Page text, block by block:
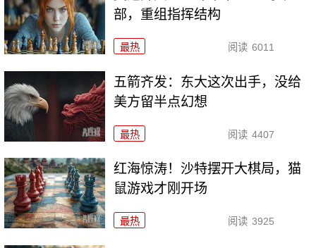
部，重组指挥结构
最热 阅读 6011
五箭齐发：东大这次出手，没给
美方留半点幻想
最热 阅读 4407
红海惊涛！沙特摆开大棋局，猫
鼠游戏才刚开场
最热 阅读 3925